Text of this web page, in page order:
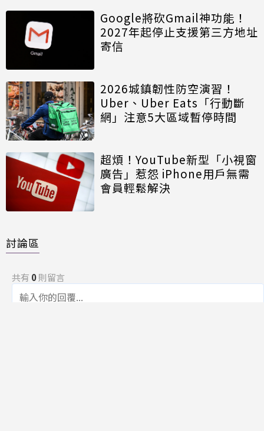
Google將砍Gmail神功能！
2027年起停止支援第三方地址
寄信
2026城鎮韌性防空演習！
Uber、Uber Eats「行動斷
網」注意5大區域暫停時間
超煩！YouTube新型「小視窗
廣告」惹怨 iPhone用戶無需
會員輕鬆解決
討論區
共有 0則留言